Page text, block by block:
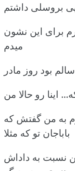
برای این نشون
میدم
بود روز مادر
اینا رو حالا من
به من گفتش که
باباجان تو که مثلا
نسبت به داداش